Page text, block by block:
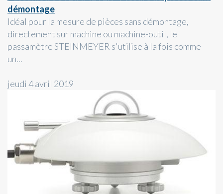
démontage
Idéal pour la mesure de pièces sans démontage,
directement sur machine ou machine-outil, le
passamètre STEINMEYER s'utilise à la fois comme
un...
jeudi 4 avril 2019